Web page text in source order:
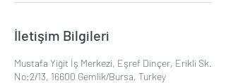
İletişim Bilgileri
Mustafa Yiğit İş Merkezi, Eşref Dinçer, Erikli Sk.
No:2/13, 16600 Gemlik/Bursa, Turkey